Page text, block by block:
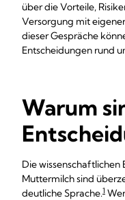
über die Vorteile,
Versorgung mit
dieser Gespräche
Entscheidungen rund
Warum
Die wissenschaftlichen
Muttermilch sind
deutliche Sprache.1